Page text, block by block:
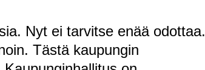
Nyt ei tarvitse enää odottaa.
Tästä kaupungin